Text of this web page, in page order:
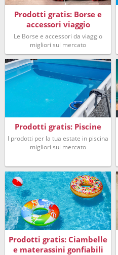
Prodotti gratis: Borse e
accessori viaggio
Le Borse e accessori da viaggio
migliori sul mercato
Prodotti gratis: Piscine
I prodotti per la tua estate in piscina
migliori sul mercato
Prodotti gratis: Ciambelle
e materassini gonfiabili